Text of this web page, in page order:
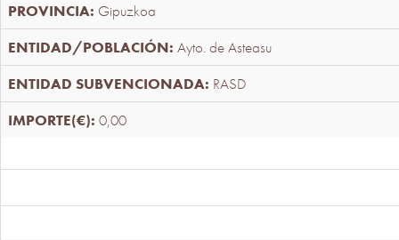
Gipuzkoa
Ayto. de Asteasu
RASD
0,00